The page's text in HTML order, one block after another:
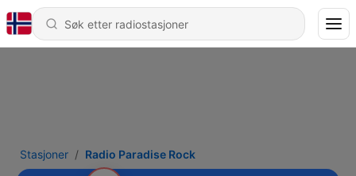
Stasjoner Radio Paradise Rock